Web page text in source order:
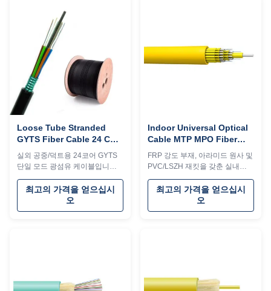
Loose Tube Stranded
GYTS Fiber Cable 24 Core
Fiber Optic Cable Single
Mode
실외 공중/덕트용 24코어 GYTS
단일 모드 광섬유 케이블입니다.
강철 와이어 강도, PE 외피, 방수
기술 및 우수한 인장/압쇄 저항이
특징입니다. G652D/G657A 표준
을 준수합니다.
최고의 가격을 얻으십시
오
Indoor Universal Optical
Cable MTP MPO Fiber
Breakout Cable 2 Core -
24 Core
FRP 강도 부재, 아라미드 원사 및
PVC/LSZH 재킷을 갖춘 실내
MTP/MPO 외장 섬유 케이블(2-
24개 코어)입니다. 난연성 유연
성, 색상 코드 식별이 특징이며 안
정적인 실내 브레이크아웃 애플
최고의 가격을 얻으십시
오